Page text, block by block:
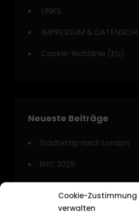
Cookie-Zustimmung
verwalten
LINKS
IMPRESSUM &
Cookie-Richtlinie (EU)
Neueste Beiträge
Städtetrip nach London
NYC 2025
Gyp`Sea Kustom Beach
Kurztrip nach Amsterdam